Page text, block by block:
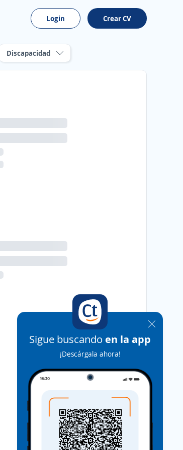
Login Crear CV
Discapacidad
Sigue buscando en la app
¡Descárgala ahora!